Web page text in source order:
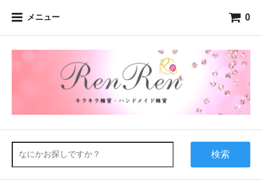
メニュー 0
検索